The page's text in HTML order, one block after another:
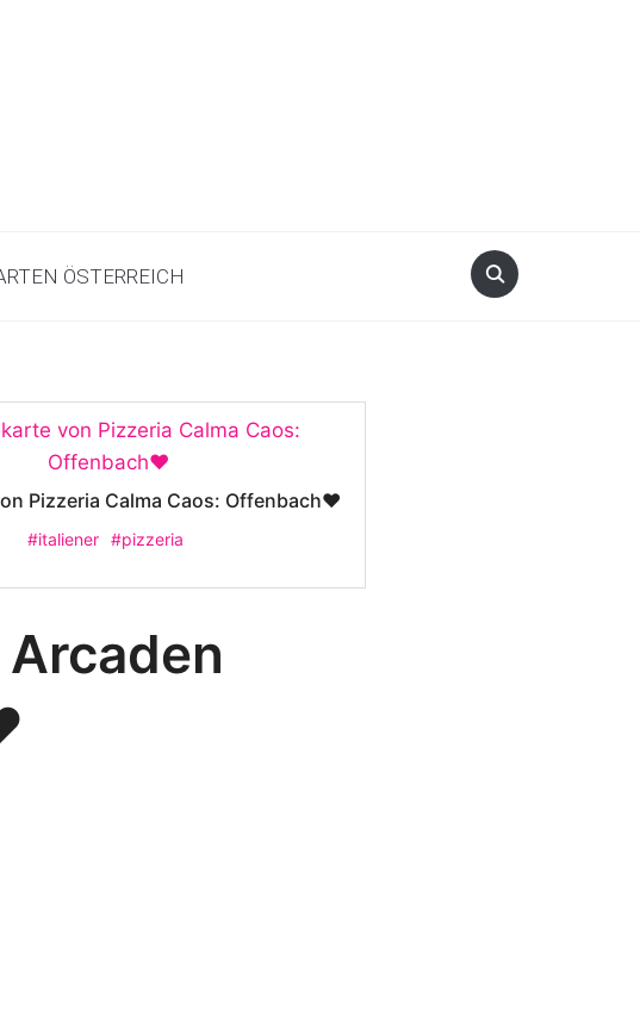
ÖSTERREICH
Pizzeria Calma Caos: Offenbach❤️
#italiener #pizzeria